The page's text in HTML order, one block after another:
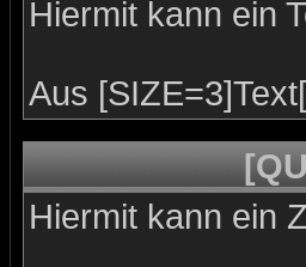
Hiermit kann ein
Aus
Hiermit kann ein